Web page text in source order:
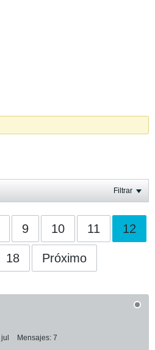
Filtrar
9 10 11 12
18 Próximo
jul Mensajes: 7